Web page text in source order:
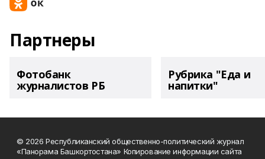
Партнеры
Фотобанк
журналистов РБ
Рубрика "Еда и
напитки"
© 2026 Республиканский общественно-политический журнал
«Панорама Башкортостана» Копирование информации сайта